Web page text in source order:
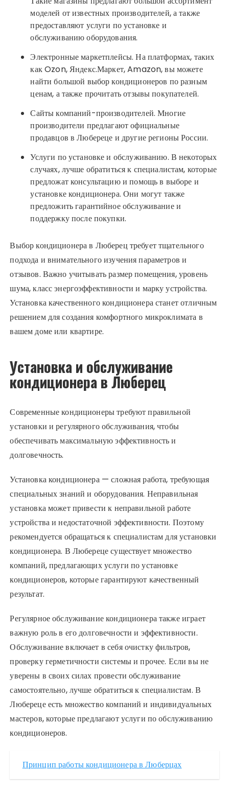
моделей от известных производителей, а также
предоставляют услуги по установке и
обслуживанию оборудования.
Электронные маркетплейсы. На платформах, таких
как Ozon, Яндекс.Маркет, Amazon, вы можете
найти большой выбор кондиционеров по разным
ценам, а также прочитать отзывы покупателей.
Сайты компаний-производителей. Многие
производители предлагают официальные
продавцов в Любереце и другие регионы России.
Услуги по установке и обслуживанию. В некоторых
случаях, лучше обратиться к специалистам, которые
предложат консультацию и помощь в выборе и
установке кондиционера. Они могут также
предложить гарантийное обслуживание и
поддержку после покупки.
Выбор кондиционера в Люберец требует тщательного
подхода и внимательного изучения параметров и
отзывов. Важно учитывать размер помещения, уровень
шума, класс энергоэффективности и марку устройства.
Установка качественного кондиционера станет отличным
решением для создания комфортного микроклимата в
вашем доме или квартире.
Установка и обслуживание
кондиционера в Люберец
Современные кондиционеры требуют правильной
установки и регулярного обслуживания, чтобы
обеспечивать максимальную эффективность и
долговечность.
Установка кондиционера — сложная работа, требующая
специальных знаний и оборудования. Неправильная
установка может привести к неправильной работе
устройства и недостаточной эффективности. Поэтому
рекомендуется обращаться к специалистам для установки
кондиционера. В Любереце существует множество
компаний, предлагающих услуги по установке
кондиционеров, которые гарантируют качественный
результат.
Регулярное обслуживание кондиционера также играет
важную роль в его долговечности и эффективности.
Обслуживание включает в себя очистку фильтров,
проверку герметичности системы и прочее. Если вы не
уверены в своих силах провести обслуживание
самостоятельно, лучше обратиться к специалистам. В
Любереце есть множество компаний и индивидуальных
мастеров, которые предлагают услуги по обслуживанию
кондиционеров.
Принцип работы кондиционера в Люберцах